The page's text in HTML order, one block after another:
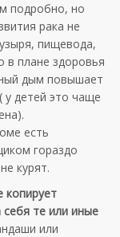
подробно, но
рака не
пищевода,
в плане здоровья
дым повышает
у детей это чаще
есть
гораздо
курят.
копирует
те или иные
или